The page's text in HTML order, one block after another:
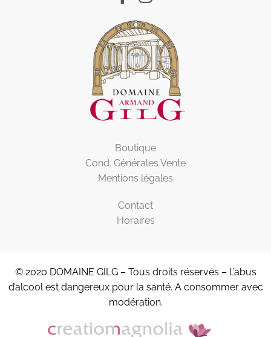
Boutique
Cond. Générales Vente
Mentions légales
Contact
Horaires
© 2020 DOMAINE GILG – Tous droits réservés – L’abus
d’alcool est dangereux pour la santé. A consommer avec
modération.